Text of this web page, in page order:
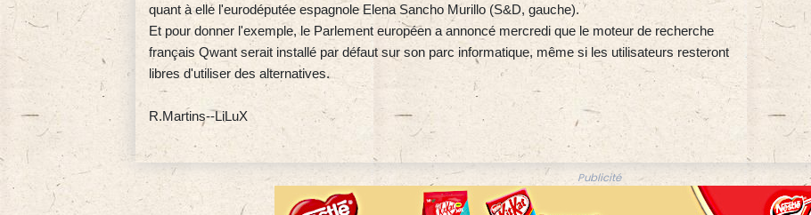
quant à elle l'eurodéputée espagnole Elena Sancho Murillo (S&D, gauche).
Et pour donner l'exemple, le Parlement européen a annoncé mercredi que le moteur de recherche
français Qwant serait installé par défaut sur son parc informatique, même si les utilisateurs resteront
libres d'utiliser des alternatives.
R.Martins--LiLuX
Publicité